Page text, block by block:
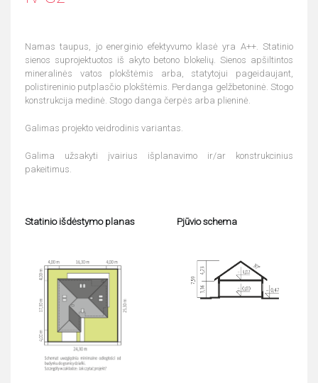
Namas taupus, jo energinio efektyvumo klasė yra A++. Statinio
sienos suprojektuotos iš akyto betono blokelių. Sienos apšiltintos
mineralinės vatos plokštėmis arba, statytojui pageidaujant,
polistireninio putplasčio plokštėmis. Perdanga gelžbetoninė. Stogo
konstrukcija medinė. Stogo danga čerpės arba plieninė.
Galimas projekto veidrodinis variantas.
Galima užsakyti įvairius išplanavimo ir/ar konstrukcinius
pakeitimus.
Statinio išdėstymo planas Pjūvio schema